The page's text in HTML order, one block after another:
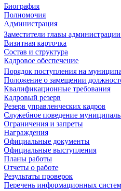
Биография
Полномочия
Администрация
Заместители главы администрации
Визитная карточка
Состав и структура
Кадровое обеспечение
Порядок поступления на
Положение о замещении
Квалификационные требования
Кадровый резерв
Резерв управленческих кадров
Служебное поведение
Ограничения и запреты
Награждения
Официальные документы
Официальные выступления
Планы работы
Отчеты о работе
Результаты проверок
Перечень информационных систем